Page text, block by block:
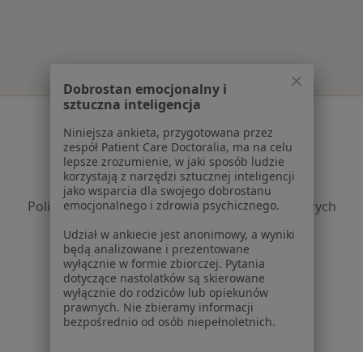
Serwis
Regulamin
Polityka prywatności pacjentów
Polityka prywatności profesjonalistów
Polityka prywatności dla profesjonalistów, których
dane pozyskaliśmy samodzielnie
Polityka cookies
Jak działają wyniki wyszukiwania
Dostępność
O nas
Praca Rekrutujemy!
Dobrostan emocjonalny i
sztuczna inteligencja
Niniejsza ankieta, przygotowana przez
zespół Patient Care Doctoralia, ma na celu
lepsze zrozumienie, w jaki sposób ludzie
korzystają z narzędzi sztucznej inteligencji
jako wsparcia dla swojego dobrostanu
emocjonalnego i zdrowia psychicznego.
Udział w ankiecie jest anonimowy, a wyniki
będą analizowane i prezentowane
wyłącznie w formie zbiorczej. Pytania
dotyczące nastolatków są skierowane
wyłącznie do rodziców lub opiekunów
prawnych. Nie zbieramy informacji
bezpośrednio od osób niepełnoletnich.